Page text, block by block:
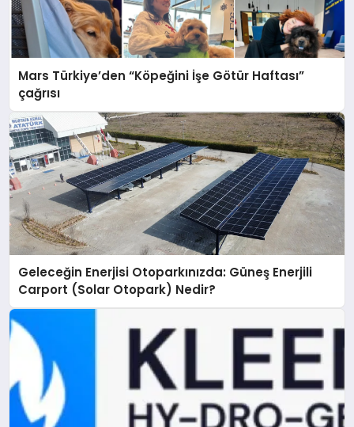
Mars Türkiye’den “Köpeğini İşe Götür Haftası”
çağrısı
Geleceğin Enerjisi Otoparkınızda: Güneş Enerjili
Carport (Solar Otopark) Nedir?